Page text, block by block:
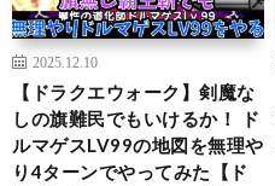
2025.12.10
【ドラクエウォーク】剣魔な
しの旗難民でもいけるか！ ド
ルマゲスLV99の地図を無理や
り4ターンでやってみた【ド